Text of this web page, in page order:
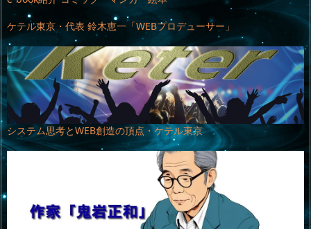
ケテル東京・代表 鈴木恵一「WEBプロデューサー」
システム思考とWEB創造の頂点・ケテル東京